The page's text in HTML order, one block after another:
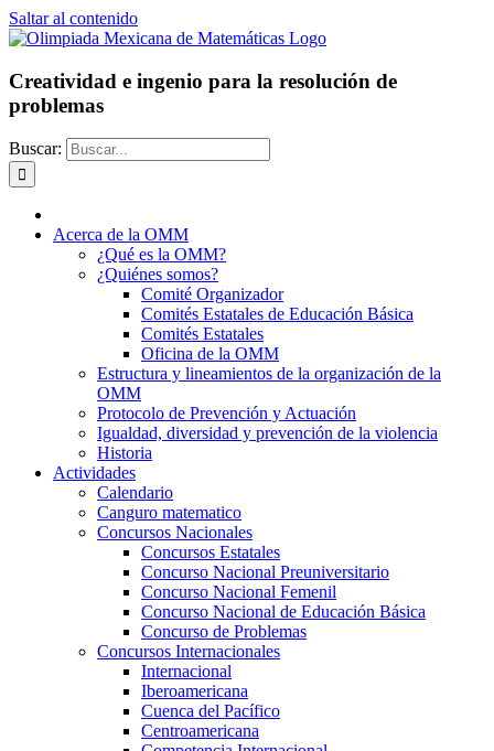
Saltar al contenido
Creatividad e ingenio para la resolución de
problemas
Buscar:
Acerca de la OMM
¿Qué es la OMM?
¿Quiénes somos?
Comité Organizador
Comités Estatales de Educación Básica
Comités Estatales
Oficina de la OMM
Estructura y lineamientos de la organización de la
OMM
Protocolo de Prevención y Actuación
Igualdad, diversidad y prevención de la violencia
Historia
Actividades
Calendario
Canguro matematico
Concursos Nacionales
Concursos Estatales
Concurso Nacional Preuniversitario
Concurso Nacional Femenil
Concurso Nacional de Educación Básica
Concurso de Problemas
Concursos Internacionales
Internacional
Iberoamericana
Cuenca del Pacífico
Centroamericana